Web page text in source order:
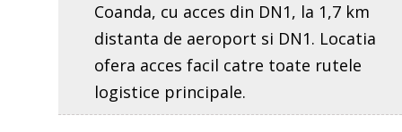
Coanda, cu acces din DN1, la 1,7 km
distanta de aeroport si DN1. Locatia
ofera acces facil catre toate rutele
logistice principale.